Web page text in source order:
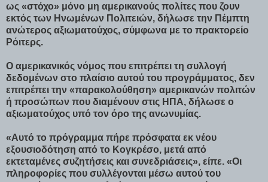
ως «στόχο» μόνο μη αμερικανούς πολίτες που ζουν
εκτός των Ηνωμένων Πολιτειών, δήλωσε την Πέμπτη
ανώτερος αξιωματούχος, σύμφωνα με το πρακτορείο
Ρόιτερς.
Ο αμερικανικός νόμος που επιτρέπει τη συλλογή
δεδομένων στο πλαίσιο αυτού του προγράμματος, δεν
επιτρέπει την «παρακολούθηση» αμερικανών πολιτών
ή προσώπων που διαμένουν στις ΗΠΑ, δήλωσε ο
αξιωματούχος υπό τον όρο της ανωνυμίας.
«Αυτό το πρόγραμμα πήρε πρόσφατα εκ νέου
εξουσιοδότηση από το Κογκρέσο, μετά από
εκτεταμένες συζητήσεις και συνεδριάσεις», είπε. «Οι
πληροφορίες που συλλέγονται μέσω αυτού του